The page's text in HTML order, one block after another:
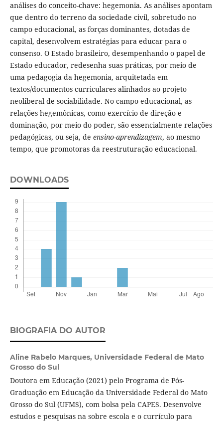
análises do conceito-chave: hegemonia. As análises apontam
que dentro do terreno da sociedade civil, sobretudo no
campo educacional, as forças dominantes, dotadas de
capital, desenvolvem estratégias para educar para o
consenso. O Estado brasileiro, desempenhando o papel de
Estado educador, redesenha suas práticas, por meio de
uma pedagogia da hegemonia, arquitetada em
textos/documentos curriculares alinhados ao projeto
neoliberal de sociabilidade. No campo educacional, as
relações hegemônicas, como exercício de direção e
dominação, por meio do poder, são essencialmente relações
pedagógicas, ou seja, de ensino-aprendizagem, ao mesmo
tempo, que promotoras da reestruturação educacional.
DOWNLOADS
BIOGRAFIA DO AUTOR
Aline Rabelo Marques, Universidade Federal de Mato
Grosso do Sul
Doutora em Educação (2021) pelo Programa de Pós-
Graduação em Educação da Universidade Federal do Mato
Grosso do Sul (UFMS), com bolsa pela CAPES. Desenvolve
estudos e pesquisas na sobre escola e o currículo para